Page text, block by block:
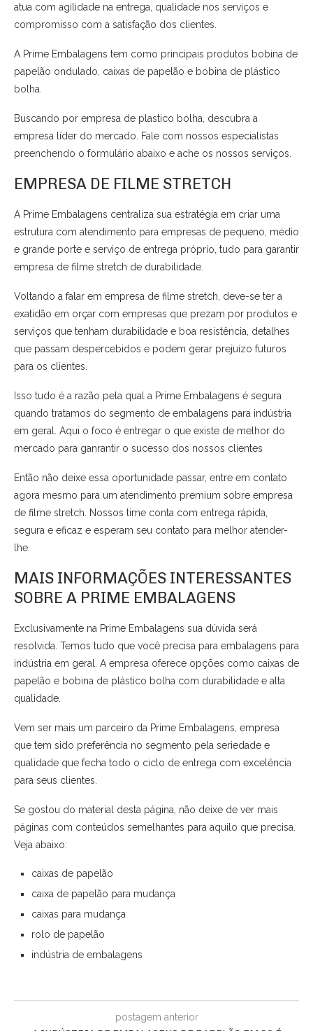
atua com agilidade na entrega, qualidade nos serviços e
compromisso com a satisfação dos clientes.
A Prime Embalagens tem como principais produtos bobina de
papelão ondulado, caixas de papelão e bobina de plástico
bolha.
Buscando por empresa de plastico bolha, descubra a
empresa líder do mercado. Fale com nossos especialistas
preenchendo o formulário abaixo e ache os nossos serviços.
EMPRESA DE FILME STRETCH
A Prime Embalagens centraliza sua estratégia em criar uma
estrutura com atendimento para empresas de pequeno, médio
e grande porte e serviço de entrega próprio, tudo para garantir
empresa de filme stretch de durabilidade.
Voltando a falar em empresa de filme stretch, deve-se ter a
exatidão em orçar com empresas que prezam por produtos e
serviços que tenham durabilidade e boa resistência, detalhes
que passam despercebidos e podem gerar prejuízo futuros
para os clientes.
Isso tudo é a razão pela qual a Prime Embalagens é segura
quando tratamos do segmento de embalagens para indústria
em geral. Aqui o foco é entregar o que existe de melhor do
mercado para ganrantir o sucesso dos nossos clientes
Então não deixe essa oportunidade passar, entre em contato
agora mesmo para um atendimento premium sobre empresa
de filme stretch. Nossos time conta com entrega rápida,
segura e eficaz e esperam seu contato para melhor atender-
lhe.
MAIS INFORMAÇÕES INTERESSANTES
SOBRE A PRIME EMBALAGENS
Exclusivamente na Prime Embalagens sua dúvida será
resolvida. Temos tudo que você precisa para embalagens para
indústria em geral. A empresa oferece opções como caixas de
papelão e bobina de plástico bolha com durabilidade e alta
qualidade.
Vem ser mais um parceiro da Prime Embalagens, empresa
que tem sido preferência no segmento pela seriedade e
qualidade que fecha todo o ciclo de entrega com excelência
para seus clientes.
Se gostou do material desta página, não deixe de ver mais
páginas com conteúdos semelhantes para aquilo que precisa.
Veja abaixo:
caixas de papelão
caixa de papelão para mudança
caixas para mudança
rolo de papelão
indústria de embalagens
postagem anterior